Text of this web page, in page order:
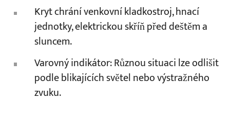
Kryt chrání venkovní kladkostroj, hnací
jednotky, elektrickou skříň před deštěm a
sluncem.
Varovný indikátor: Různou situaci lze odlišit
podle blikajících světel nebo výstražného
zvuku.